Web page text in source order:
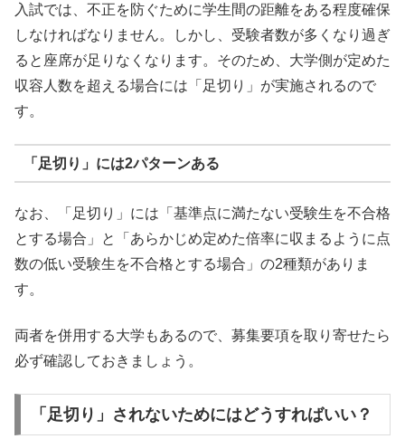
入試では、不正を防ぐために学生間の距離をある程度確保
しなければなりません。しかし、受験者数が多くなり過ぎ
ると座席が足りなくなります。そのため、大学側が定めた
収容人数を超える場合には「足切り」が実施されるので
す。
「足切り」には2パターンある
なお、「足切り」には「基準点に満たない受験生を不合格
とする場合」と「あらかじめ定めた倍率に収まるように点
数の低い受験生を不合格とする場合」の2種類がありま
す。
両者を併用する大学もあるので、募集要項を取り寄せたら
必ず確認しておきましょう。
「足切り」されないためにはどうすればいい？